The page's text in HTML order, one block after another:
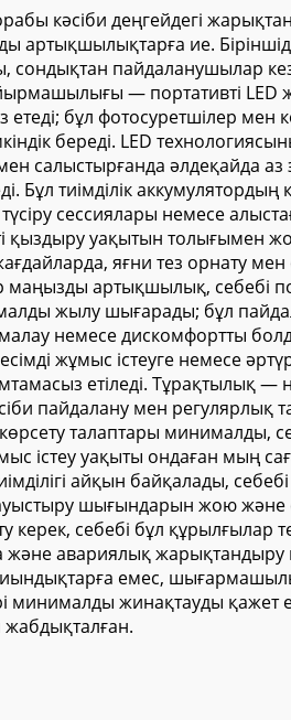
кәсіби деңгейдегі
артықшылықтарға ие.
пайдаланушылар
— портативті
бұл фотосуретшілер мен
береді. LED
салыстырғанда әлдеқайда
Бұл тиімділік
түсіру сессиялары немесе
қыздыру уақытын толығымен
яғни тез орнату
артықшылық, себебі
жылу шығарады; бұл
немесе дискомфортты
жұмыс істеуге немесе
етіледі. Тұрақтылық —
пайдалану мен регулярлық
талаптары минималды,
істеу уақыты ондаған мың
айқын байқалады,
шығындарын жою және
себебі бұл құрылғылар
авариялық
емес,
жинақтауды қажет
жабдықталған.